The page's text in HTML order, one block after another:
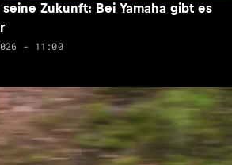
Zukunft: Bei Yamaha gibt es
- 11:00